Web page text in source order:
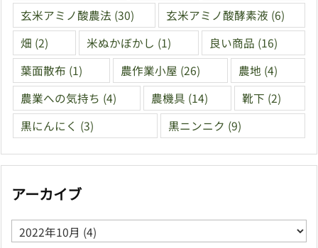
玄米アミノ酸農法 (30) 玄米アミノ酸酵素液 (6)
畑 (2) 米ぬかぼかし (1) 良い商品 (16)
葉面散布 (1) 農作業小屋 (26) 農地 (4)
農業への気持ち (4) 農機具 (14) 靴下 (2)
黒にんにく (3) 黒ニンニク (9)
アーカイブ
ア
ー